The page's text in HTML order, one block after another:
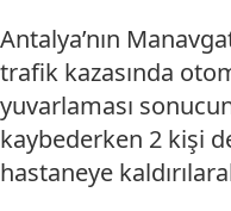
Antalya’nın
trafik kazasında
yuvarlaması
kaybederken 2 kişi
hastaneye